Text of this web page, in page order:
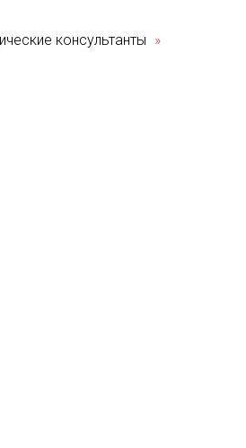
консультанты